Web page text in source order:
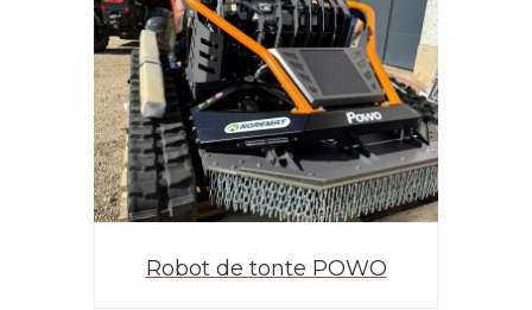
Robot de tonte POWO